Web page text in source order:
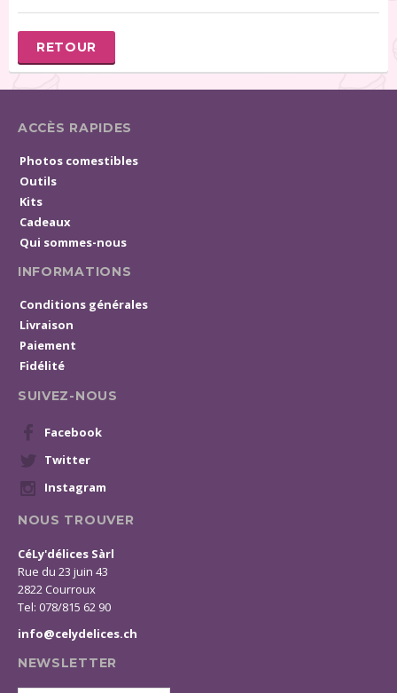
RETOUR
ACCÈS RAPIDES
Photos comestibles
Outils
Kits
Cadeaux
Qui sommes-nous
INFORMATIONS
Conditions générales
Livraison
Paiement
Fidélité
SUIVEZ-NOUS
Facebook
Twitter
Instagram
NOUS TROUVER
CéLy'délices Sàrl
Rue du 23 juin 43
2822 Courroux
Tel: 078/815 62 90
info@celydelices.ch
NEWSLETTER